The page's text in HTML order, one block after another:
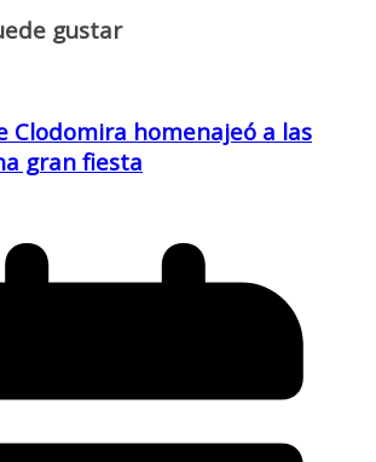
gustar
Clodomira homenajeó a las
gran fiesta